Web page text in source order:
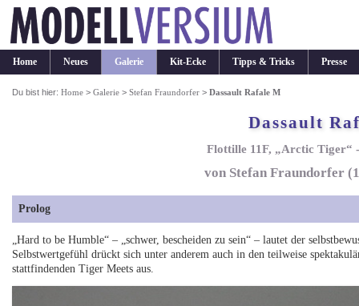
Home Neues Galerie Kit-Ecke Tipps & Tricks Presse
Du bist hier:Home >Galerie >Stefan Fraundorfer >Dassault Rafale M
Dassault
Flottille 11F, „Arctic Tiger“
von Stefan Fraundorfer
Prolog
„Hard to be Humble“ – „schwer, bescheiden zu sein“ – lautet der
Selbstwertgefühl drückt sich unter anderem auch in den teilweise
stattfindenden Tiger Meets aus.